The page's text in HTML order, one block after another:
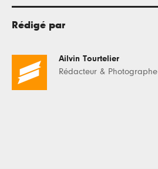
Rédigé par
Ailvin Tourtelier
Rédacteur & Photographe